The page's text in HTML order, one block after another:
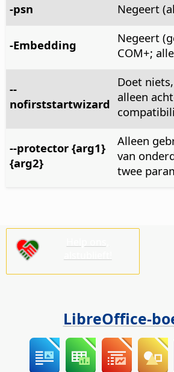
-psn
Negeert
-Embedding
Negeert
COM+;
--
nofirststartwizard
Doet
alleen
--protector {arg1}
{arg2}
Alleen
van
twee
LibreOffice-